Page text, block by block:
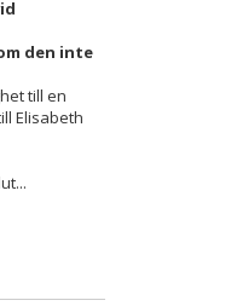
den inte
till en
Elisabeth